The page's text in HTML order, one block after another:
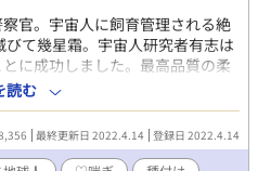
官。宇宙人に飼育管理される絶
て幾星霜。宇宙人研究者有志は
に成功しました。最高品質の柔
河原産の蟲を仕込んでありま
読む
最終更新日 2022.4.14 登録日 2022.4.14